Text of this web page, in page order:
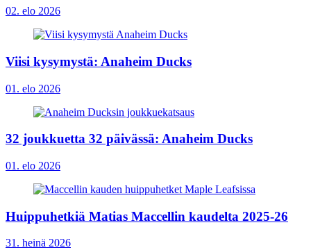
02. elo 2026
Viisi kysymystä: Anaheim Ducks
01. elo 2026
32 joukkuetta 32 päivässä: Anaheim Ducks
01. elo 2026
Huippuhetkiä Matias Maccellin kaudelta 2025-26
31. heinä 2026